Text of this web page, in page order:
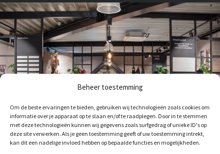
Beheer toestemming
Om de beste ervaringen te bieden, gebruiken wij technologieën zoals cookies om
informatie over je apparaat op te slaan en/of te raadplegen. Door in te stemmen
met deze technologieën kunnen wij gegevens zoals surfgedrag of unieke ID's op
deze site verwerken. Als je geen toestemming geeft of uw toestemming intrekt,
kan dit een nadelige invloed hebben op bepaalde functies en mogelijkheden.